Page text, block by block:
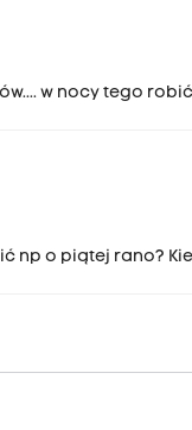
w nocy tego
np o piątej rano?